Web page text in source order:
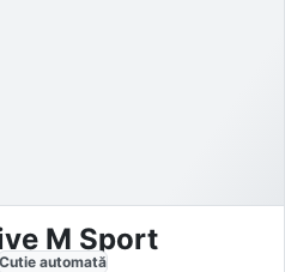
M Sport
Cutie automată